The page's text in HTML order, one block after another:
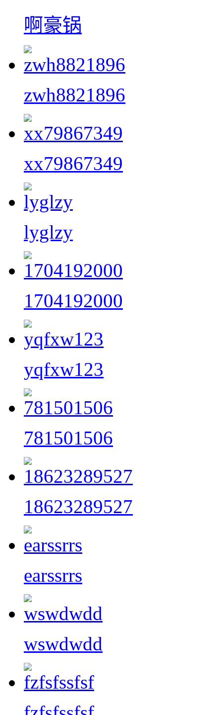
啊豪锅
zwh8821896
xx79867349
lyglzy
1704192000
yqfxw123
781501506
18623289527
earssrrs
wswdwdd